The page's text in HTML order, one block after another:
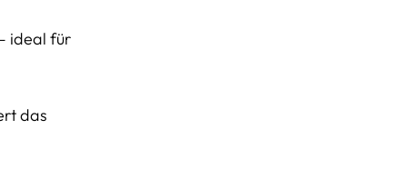
ideal für
das